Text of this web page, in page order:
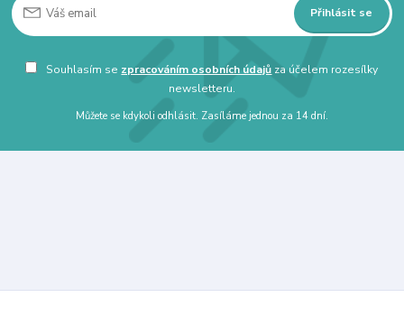
Přihlásit se
Souhlasím se zpracováním osobních údajů za účelem rozesílky
newsletteru.
Můžete se kdykoli odhlásit. Zasíláme jednou za 14 dní.